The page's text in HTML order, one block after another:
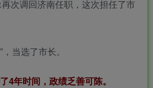
次调回济南任职，这次担任了市
当选了市长。
4年时间，政绩乏善可陈。